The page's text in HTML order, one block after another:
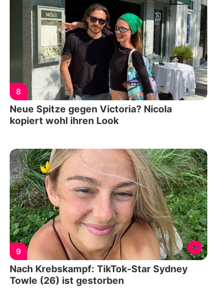
8
Neue Spitze gegen Victoria? Nicola
kopiert wohl ihren Look
9
Nach Krebskampf: TikTok-Star Sydney
Towle (26) ist gestorben